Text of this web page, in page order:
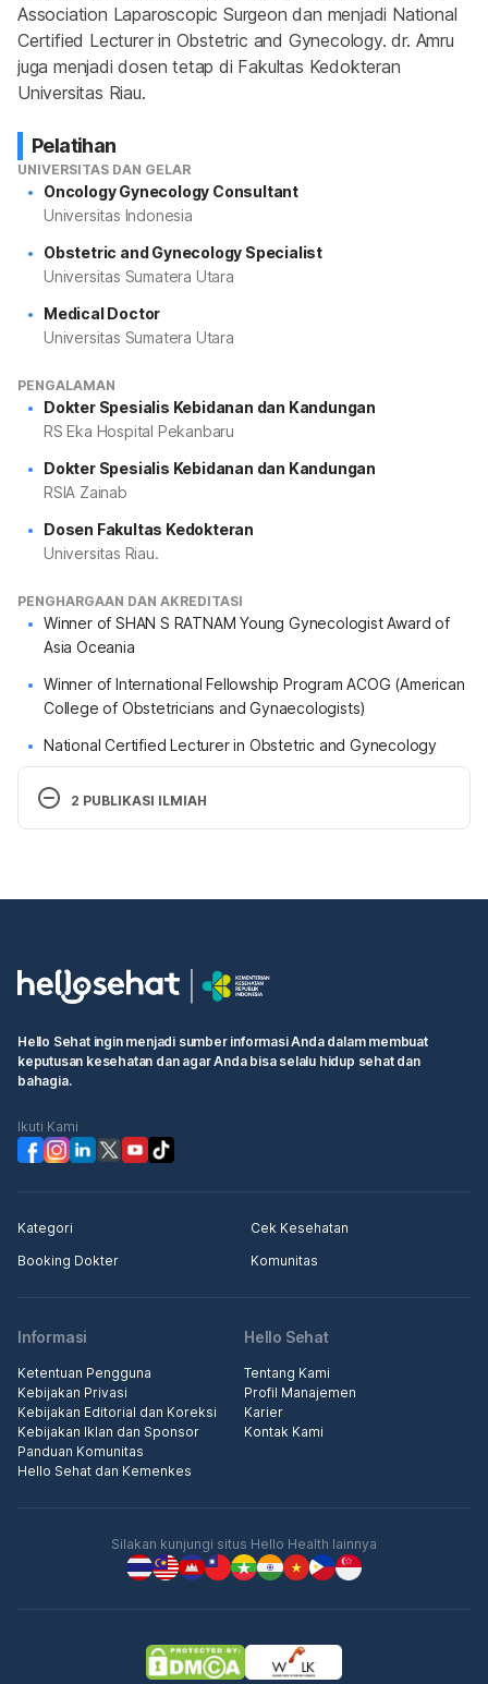
Association Laparoscopic Surgeon dan menjadi National
Certified Lecturer in Obstetric and Gynecology. dr. Amru
juga menjadi dosen tetap di Fakultas Kedokteran
Universitas Riau.
Pelatihan
UNIVERSITAS DAN GELAR
Oncology Gynecology Consultant
Universitas Indonesia
Obstetric and Gynecology Specialist
Universitas Sumatera Utara
Medical Doctor
Universitas Sumatera Utara
PENGALAMAN
Dokter Spesialis Kebidanan dan Kandungan
RS Eka Hospital Pekanbaru
Dokter Spesialis Kebidanan dan Kandungan
RSIA Zainab
Dosen Fakultas Kedokteran
Universitas Riau.
PENGHARGAAN DAN AKREDITASI
Winner of SHAN S RATNAM Young Gynecologist Award of
Asia Oceania
Winner of International Fellowship Program ACOG (American
College of Obstetricians and Gynaecologists)
National Certified Lecturer in Obstetric and Gynecology
2 PUBLIKASI ILMIAH
Pressure, and Blood Glucose Levels
Wanita Pekerja Seksual Tidak Langsung di
Hello Sehat ingin menjadi sumber informasi Anda dalam membuat
keputusan kesehatan dan agar Anda bisa selalu hidup sehat dan
bahagia.
Ikuti Kami
Kategori
Cek Kesehatan
Booking Dokter
Komunitas
Informasi
Ketentuan Pengguna
Kebijakan Privasi
Kebijakan Editorial dan Koreksi
Kebijakan Iklan dan Sponsor
Panduan Komunitas
Hello Sehat dan Kemenkes
Hello Sehat
Tentang Kami
Profil Manajemen
Karier
Kontak Kami
Silakan kunjungi situs Hello Health lainnya